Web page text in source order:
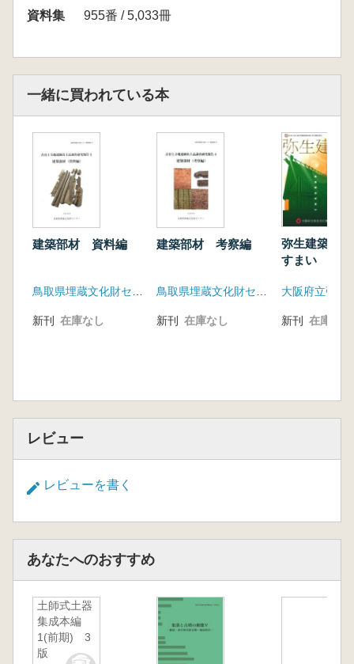
資料集
955番 / 5,033冊
一緒に買われている本
建築部材 資料編
鳥取県埋蔵文化財センター
新刊 在庫なし
建築部材 考察編
鳥取県埋蔵文化財センター
新刊 在庫なし
弥生建築 卑
すまい
新刊 在庫なし
レビュー
レビューを書く
あなたへのおすすめ
土師式土器
集成本編
1(前期) 3
版